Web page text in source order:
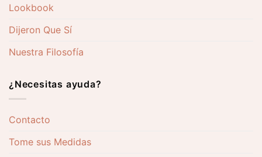
Lookbook
Dijeron Que Sí
Nuestra Filosofía
¿Necesitas ayuda?
Contacto
Tome sus Medidas